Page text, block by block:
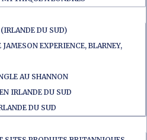
DU SUD)
EXPERIENCE, BLARNEY,
AU SHANNON
IRLANDE DU SUD
DU SUD